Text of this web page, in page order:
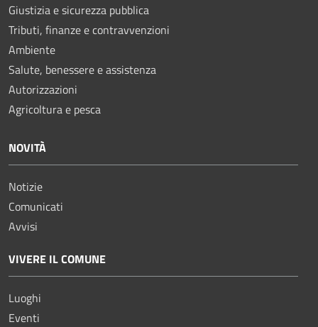
Giustizia e sicurezza pubblica
Tributi, finanze e contravvenzioni
Ambiente
Salute, benessere e assistenza
Autorizzazioni
Agricoltura e pesca
NOVITÀ
Notizie
Comunicati
Avvisi
VIVERE IL COMUNE
Luoghi
Eventi